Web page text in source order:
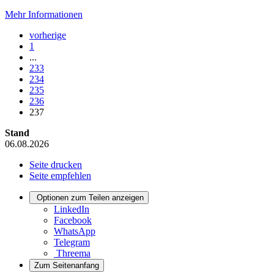
Mehr Informationen
vorherige
1
...
233
234
235
236
237
Stand
06.08.2026
Seite drucken
Seite empfehlen
Optionen zum Teilen anzeigen
LinkedIn
Facebook
WhatsApp
Telegram
Threema
Zum Seitenanfang